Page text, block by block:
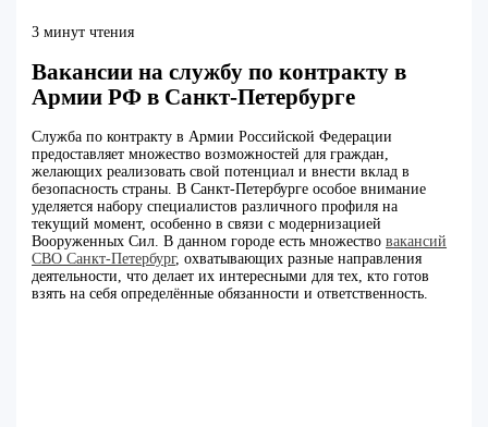
3 минут чтения
Вакансии на службу по контракту в
Армии РФ в Санкт-Петербурге
Служба по контракту в Армии Российской Федерации
предоставляет множество возможностей для граждан,
желающих реализовать свой потенциал и внести вклад в
безопасность страны. В Санкт-Петербурге особое внимание
уделяется набору специалистов различного профиля на
текущий момент, особенно в связи с модернизацией
Вооруженных Сил. В данном городе есть множествовакансий
СВО Санкт-Петербург, охватывающих разные направления
деятельности, что делает их интересными для тех, кто готов
взять на себя определённые обязанности и ответственность.